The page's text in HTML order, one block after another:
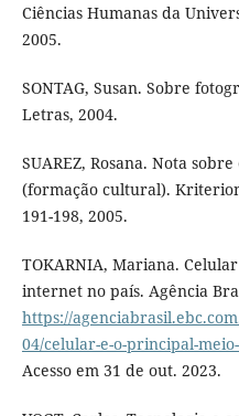
Ciências Humanas da
2005.
SONTAG, Susan. Sobre
Letras, 2004.
SUAREZ, Rosana. Nota
(formação cultural).
191-198, 2005.
TOKARNIA, Mariana.
internet no país. Agência
https://
04/celular-e-o-principal-
Acesso em 31 de out. 2023.